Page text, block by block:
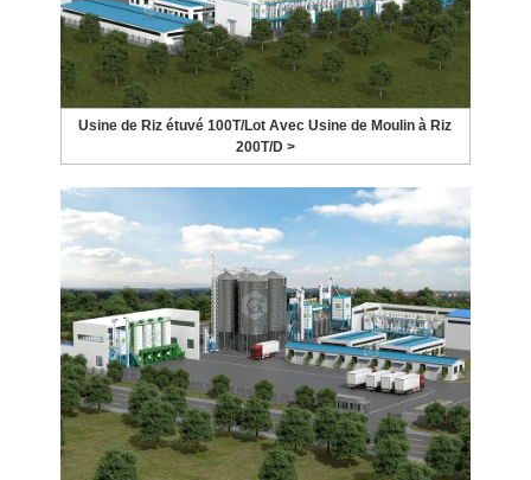
Usine de Riz étuvé 100T/Lot Avec Usine de Moulin à Riz
200T/D >